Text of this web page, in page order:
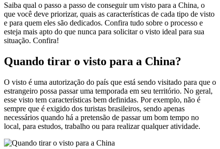
Saiba qual o passo a passo de conseguir um visto para a China, o
que você deve priorizar, quais as características de cada tipo de visto
e para quem eles são dedicados. Confira tudo sobre o processo e
esteja mais apto do que nunca para solicitar o visto ideal para sua
situação. Confira!
Quando tirar o visto para a China?
O visto é uma autorização do país que está sendo visitado para que o
estrangeiro possa passar uma temporada em seu território. No geral,
esse visto tem características bem definidas. Por exemplo, não é
sempre que é exigido dos turistas brasileiros, sendo apenas
necessários quando há a pretensão de passar um bom tempo no
local, para estudos, trabalho ou para realizar qualquer atividade.